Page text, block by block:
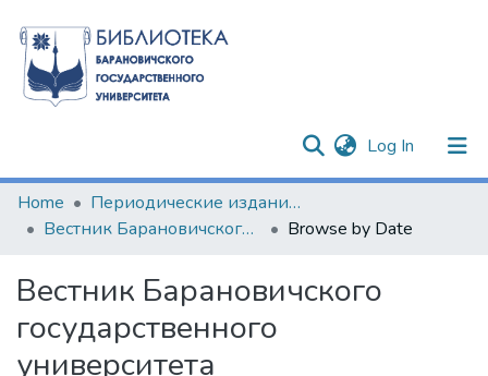
Log In (current)
Communities & Collections
Home
Периодические издания БарГУ
Вестник Барановичского государственного университета
Browse by Date
Вестник Барановичского
государственного
университета